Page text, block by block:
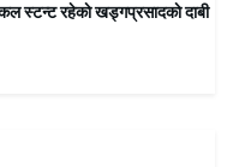
स्टन्ट रहेकाे खड्गप्रसादकाे दाबी